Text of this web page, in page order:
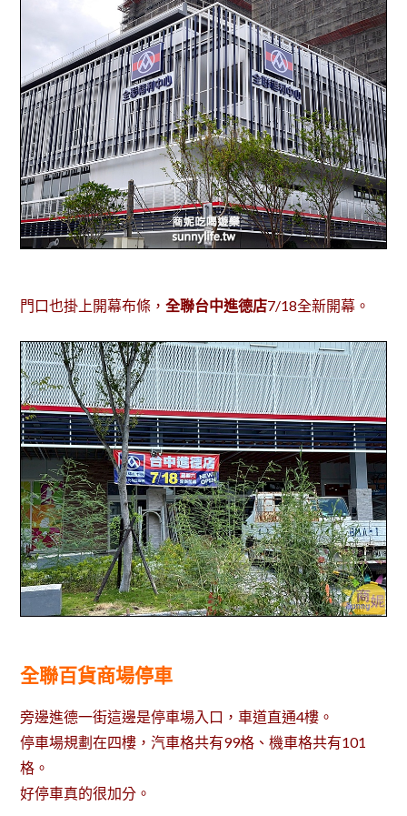
門口也掛上開幕布條，全聯台中進德店7/18全新開幕。
全聯百貨商場停車
旁邊進德一街這邊是停車場入口，車道直通4樓。
停車場規劃在四樓，汽車格共有99格、機車格共有101
格。
好停車真的很加分。